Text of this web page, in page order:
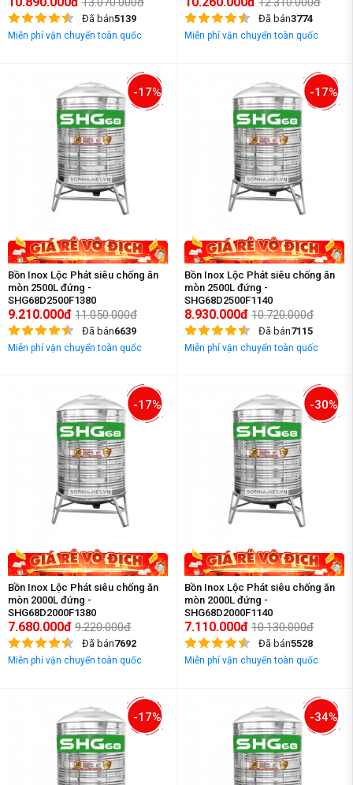
Đã bán5139
Miễn phí vận chuyển toàn quốc
Đã bán3774
Miễn phí vận chuyển toàn quốc
-17%
Bồn Inox Lộc Phát siêu chống ăn
mòn 2500L đứng -
SHG68D2500F1380
9.210.000đ 11.050.000đ
Đã bán6639
Miễn phí vận chuyển toàn quốc
-17%
Bồn Inox Lộc Phát siêu chống ăn
mòn 2500L đứng -
SHG68D2500F1140
8.930.000đ 10.720.000đ
Đã bán7115
Miễn phí vận chuyển toàn quốc
-17%
Bồn Inox Lộc Phát siêu chống ăn
mòn 2000L đứng -
SHG68D2000F1380
7.680.000đ 9.220.000đ
Đã bán7692
Miễn phí vận chuyển toàn quốc
-30%
Bồn Inox Lộc Phát siêu chống ăn
mòn 2000L đứng -
SHG68D2000F1140
7.110.000đ 10.130.000đ
Đã bán5528
Miễn phí vận chuyển toàn quốc
-17% -34%